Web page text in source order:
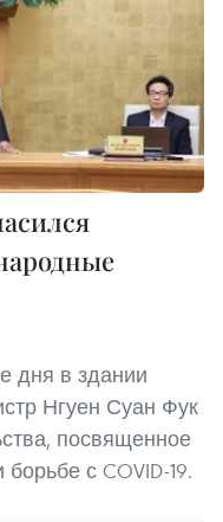
дня в здании
Нгуен Суан Фук
посвященное
с COVID-19.